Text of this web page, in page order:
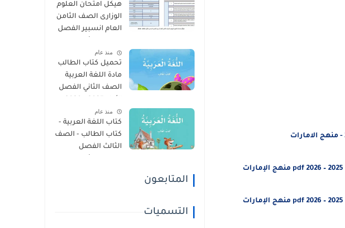
هيكل امتحان العلوم
الوزارى الصف الثامن
العام انسبير الفصل
2026منذ عام
تحميل كتاب الطالب
مادة اللغة العربية
الصف الثاني الفصل
منهج الإمارات
منذ عام
كتاب اللغة العربية -
كتاب الطالب - الصف
الثالث الفصل
المتابعون
التسميات